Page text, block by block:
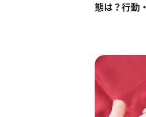
態は？行動